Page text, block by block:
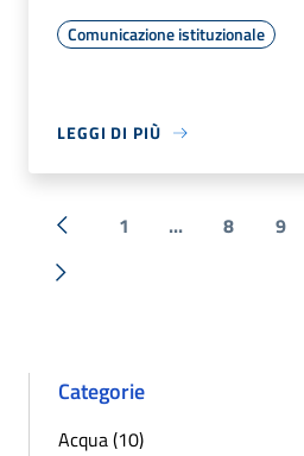
Comunicazione istituzionale
LEGGI DI PIÙ
« Precedente
1 ... 8 9
Successiva »
Categorie
Acqua (10)